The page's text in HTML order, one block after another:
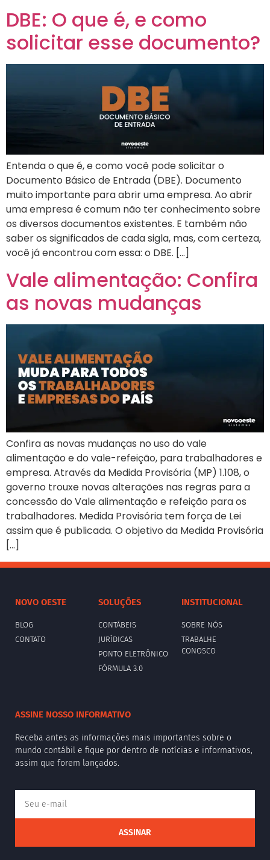
DBE: O que é, e como
solicitar esse documento?
Entenda o que é, e como você pode solicitar o
Documento Básico de Entrada (DBE). Documento
muito importante para abrir uma empresa. Ao abrir
uma empresa é comum não ter conhecimento sobre
os diversos documentos existentes. E também não
saber os significados de cada sigla, mas, com certeza,
você já encontrou com essa: o DBE. […]
Vale alimentação: Confira
as novas mudanças
Confira as novas mudanças no uso do vale
alimentação e do vale-refeição, para trabalhadores e
empresa. Através da Medida Provisória (MP) 1.108, o
governo trouxe novas alterações nas regras para a
concessão do Vale alimentação e refeição para os
trabalhadores. Medida Provisória tem força de Lei
assim que é publicada. O objetivo da Medida Provisória
[…]
NOVO OESTE
BLOG
CONTATO
SOLUÇÕES
CONTÁBEIS
JURÍDICAS
PONTO ELETRÔNICO
FÓRMULA 3.0
INSTITUCIONAL
SOBRE NÓS
TRABALHE
CONOSCO
ASSINE NOSSO INFORMATIVO
Receba antes as informações mais importantes sobre o
mundo contábil e fique por dentro de notícias e informativos,
assim que forem lançados.
ASSINAR